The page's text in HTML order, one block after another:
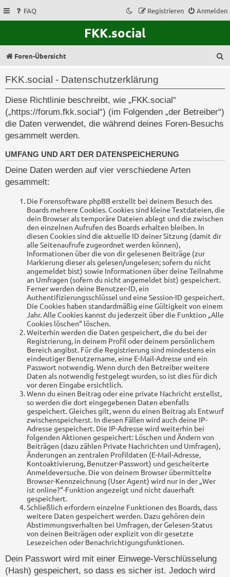
FAQ Anmelden
Registrieren
FKK.social
Foren-Übersicht
FKK.social - Datenschutzerklärung
Diese Richtlinie beschreibt, wie „FKK.social“
(„https://forum.fkk.social“) (im Folgenden „der Betreiber“)
die Daten verwendet, die während deines Foren-Besuchs
gesammelt werden.
UMFANG UND ART DER DATENSPEICHERUNG
Deine Daten werden auf vier verschiedene Arten
gesammelt:
Die Forensoftware phpBB erstellt bei deinem Besuch des
Boards mehrere Cookies. Cookies sind kleine Textdateien, die
dein Browser als temporäre Dateien ablegt und die zwischen
den einzelnen Aufrufen des Boards erhalten bleiben. In
diesen Cookies sind die aktuelle ID deiner Sitzung (damit dir
alle Seitenaufrufe zugeordnet werden können),
Informationen über die von dir gelesenen Beiträge (zur
Markierung dieser als gelesen/ungelesen; sofern du nicht
angemeldet bist) sowie Informationen über deine Teilnahme
an Umfragen (sofern du nicht angemeldet bist) gespeichert.
Ferner werden deine Benutzer-ID, ein
Authentifizierungsschlüssel und eine Session-ID gespeichert.
Die Cookies haben standardmäßig eine Gültigkeit von einem
Jahr. Alle Cookies kannst du jederzeit über die Funktion „Alle
Cookies löschen“ löschen.
Weiterhin werden die Daten gespeichert, die du bei der
Registrierung, in deinem Profil oder deinem persönlichem
Bereich angibst. Für die Registrierung sind mindestens ein
eindeutiger Benutzername, eine E-Mail-Adresse und ein
Passwort notwendig. Wenn durch den Betreiber weitere
Daten als notwendig festgelegt wurden, so ist dies für dich
vor deren Eingabe ersichtlich.
Wenn du einen Beitrag oder eine private Nachricht erstellst,
so werden die dort eingegebenen Daten ebenfalls
gespeichert. Gleiches gilt, wenn du einen Beitrag als Entwurf
zwischenspeicherst. In diesen Fällen wird auch deine IP-
Adresse gespeichert. Die IP-Adresse wird weiterhin bei
folgenden Aktionen gespeichert: Löschen und Ändern von
Beiträgen (dazu zählen Private Nachrichten und Umfragen),
Änderungen an zentralen Profildaten (E-Mail-Adresse,
Kontoaktivierung, Benutzer-Passwort) und gescheiterte
Anmeldeversuche. Die von deinem Browser übermittelte
Browser-Kennzeichnung (User Agent) wird nur in der „Wer
ist online?“-Funktion angezeigt und nicht dauerhaft
gespeichert.
Schließlich erfordern einzelne Funktionen des Boards, dass
weitere Daten gespeichert werden. Dazu gehören dein
Abstimmungsverhalten bei Umfragen, der Gelesen-Status
von deinen Beiträgen oder explizit von dir gesetzte
Lesezeichen oder Benachrichtigungsfunktionen.
Dein Passwort wird mit einer Einwege-Verschlüsselung
(Hash) gespeichert, so dass es sicher ist. Jedoch wird